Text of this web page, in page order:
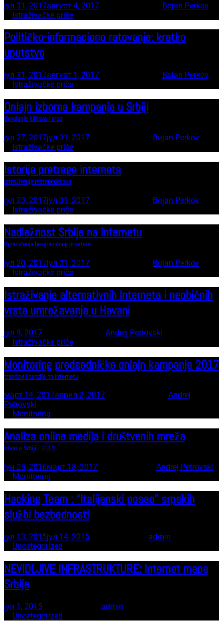
јул 31, 2017август 4, 2017
Bojan Perkov
Istraživačke priče
Političko-informaciono ratovanje: kratko
uputstvo
јул 31, 2017август 1, 2017
Bojan Perkov
Istraživačke priče
Onlajn izborna kampanja u Srbiji
Osvajanje klikova i srca
јул 27, 2017јул 31, 2017
Bojan Perkov
Istraživačke priče
Istorija pretrage interneta
Istraživanje metapodataka
јул 23, 2017јул 31, 2017
Bojan Perkov
Istraživačke priče
Nadležnost Srbije na internetu
Ograničenja bezgraničnog prostora
јул 20, 2017јул 31, 2017
Bojan Perkov
Istraživačke priče
Istraživanje alternativnih Interneta i neobičnih
vrsta umrežavanja u Havani
јул 9, 2017
Andrej Petrovski
Istraživačke priče
Monitoring predsedničke onlajn kampanje 2017
trendovi i tenzije na internetu
март 14, 2017април 2, 2017
Andrej
Petrovski
Monitoring
Analiza online medija i društvenih mreža
Izbori u Srbiji - 2016
јун 25, 2016март 18, 2017
Andrej Petrovski
Monitoring
Hacking Team : “Italijanski posao” srpskih
službi bezbednosti
јул 13, 2015јул 14, 2015
admin
Uncategorized
NEVIDLJIVE INFRASTRUKTURE: Internet mapa
Srbije
јун 1, 2015
admin
Uncategorized